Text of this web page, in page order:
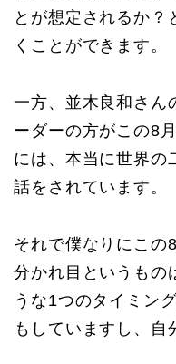
とが想定されるか？
くことができます。
一方、並木良和さん
ーダーの方がこの8
には、本当に世界の
話をされています。
それで僕なりにこの
分かれ目というもの
うな1つのタイミン
もしていますし、自